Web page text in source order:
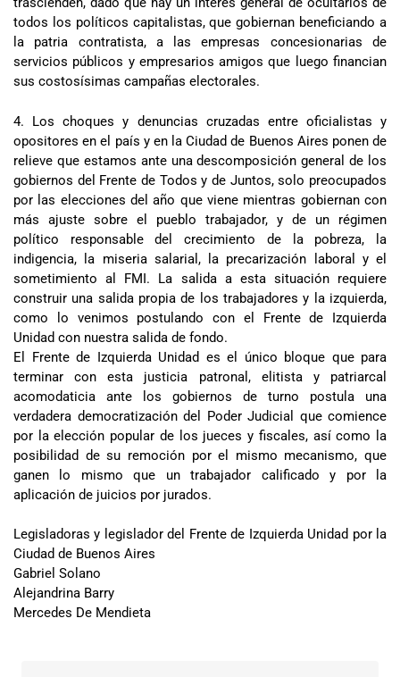
todos los políticos capitalistas, que gobiernan beneficiando a
la patria contratista, a las empresas concesionarias de
servicios públicos y empresarios amigos que luego financian
sus costosísimas campañas electorales.
4. Los choques y denuncias cruzadas entre oficialistas y
opositores en el país y en la Ciudad de Buenos Aires ponen de
relieve que estamos ante una descomposición general de los
gobiernos del Frente de Todos y de Juntos, solo preocupados
por las elecciones del año que viene mientras gobiernan con
más ajuste sobre el pueblo trabajador, y de un régimen
político responsable del crecimiento de la pobreza, la
indigencia, la miseria salarial, la precarización laboral y el
sometimiento al FMI. La salida a esta situación requiere
construir una salida propia de los trabajadores y la izquierda,
como lo venimos postulando con el Frente de Izquierda
Unidad con nuestra salida de fondo.
El Frente de Izquierda Unidad es el único bloque que para
terminar con esta justicia patronal, elitista y patriarcal
acomodaticia ante los gobiernos de turno postula una
verdadera democratización del Poder Judicial que comience
por la elección popular de los jueces y fiscales, así como la
posibilidad de su remoción por el mismo mecanismo, que
ganen lo mismo que un trabajador calificado y por la
aplicación de juicios por jurados.
Legisladoras y legislador del Frente de Izquierda Unidad por la
Ciudad de Buenos Aires
Gabriel Solano
Alejandrina Barry
Mercedes De Mendieta